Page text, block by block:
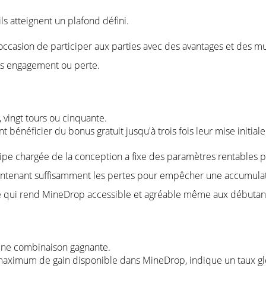
atteignent un plafond défini.
de participer aux parties avec des avantages et des
engagement ou perte.
tours ou cinquante.
bénéficier du bonus gratuit jusqu'à trois fois leur mise
chargée de la conception a fixe des paramètres rentables
suffisamment les pertes pour empêcher une
rend MineDrop accessible et agréable même aux
combinaison gagnante.
de gain disponible dans MineDrop, indique un taux